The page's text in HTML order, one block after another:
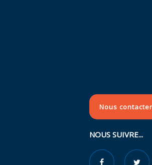
Nous contacter
NOUS SUIVRE...